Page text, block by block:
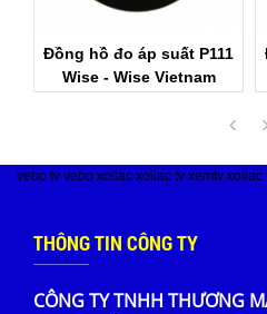
Đồng hồ đo áp suất P111
Wise - Wise Vietnam
vebo tv vebo xoilac xoilac tv xemtv xoilac
THÔNG TIN CÔNG TY
CÔNG TY TNHH THƯƠNG